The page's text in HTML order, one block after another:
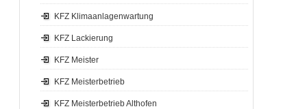
KFZ Klimaanlagenwartung
KFZ Lackierung
KFZ Meister
KFZ Meisterbetrieb
KFZ Meisterbetrieb Althofen